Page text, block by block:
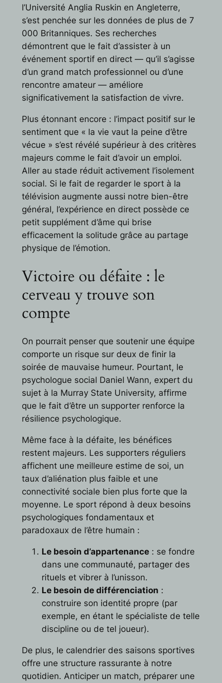
l’Université Anglia Ruskin en Angleterre,
s’est penchée sur les données de plus de 7
000 Britanniques. Ses recherches
démontrent que le fait d’assister à un
événement sportif en direct — qu’il s’agisse
d’un grand match professionnel ou d’une
rencontre amateur — améliore
significativement la satisfaction de vivre.
Plus étonnant encore : l’impact positif sur le
sentiment que « la vie vaut la peine d’être
vécue » s’est révélé supérieur à des critères
majeurs comme le fait d’avoir un emploi.
Aller au stade réduit activement l’isolement
social. Si le fait de regarder le sport à la
télévision augmente aussi notre bien-être
général, l’expérience en direct possède ce
petit supplément d’âme qui brise
efficacement la solitude grâce au partage
physique de l’émotion.
Victoire ou défaite : le
cerveau y trouve son
compte
On pourrait penser que soutenir une équipe
comporte un risque sur deux de finir la
soirée de mauvaise humeur. Pourtant, le
psychologue social Daniel Wann, expert du
sujet à la Murray State University, affirme
que le fait d’être un supporter renforce la
résilience psychologique.
Même face à la défaite, les bénéfices
restent majeurs. Les supporters réguliers
affichent une meilleure estime de soi, un
taux d’aliénation plus faible et une
connectivité sociale bien plus forte que la
moyenne. Le sport répond à deux besoins
psychologiques fondamentaux et
paradoxaux de l’être humain :
Le besoin d’appartenance: se fondre
dans une communauté, partager des
rituels et vibrer à l’unisson.
Le besoin de différenciation :
construire son identité propre (par
exemple, en étant le spécialiste de telle
discipline ou de tel joueur).
De plus, le calendrier des saisons sportives
offre une structure rassurante à notre
quotidien. Anticiper un match, préparer une